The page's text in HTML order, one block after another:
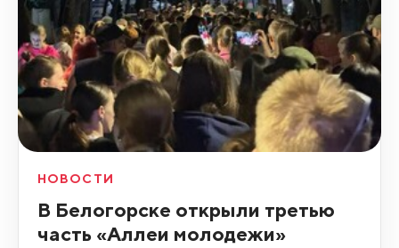
НОВОСТИ
В Белогорске открыли третью
часть «Аллеи молодежи»